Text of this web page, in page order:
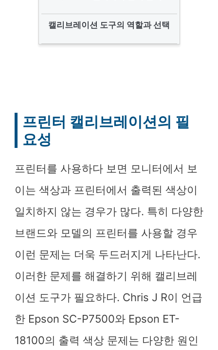
캘리브레이션 도구의 역할과 선택
프린터 캘리브레이션의 필
요성
프린터를 사용하다 보면 모니터에서 보
이는 색상과 프린터에서 출력된 색상이
일치하지 않는 경우가 많다. 특히 다양한
브랜드와 모델의 프린터를 사용할 경우
이런 문제는 더욱 두드러지게 나타난다.
이러한 문제를 해결하기 위해 캘리브레
이션 도구가 필요하다. Chris J R이 언급
한 Epson SC-P7500와 Epson ET-
18100의 출력 색상 문제는 다양한 원인